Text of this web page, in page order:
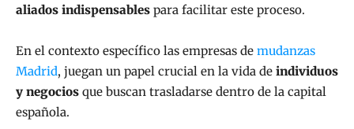
aliados indispensables para facilitar este proceso.
En el contexto específico las empresas de mudanzas
Madrid, juegan un papel crucial en la vida de individuos
y negocios que buscan trasladarse dentro de la capital
española.